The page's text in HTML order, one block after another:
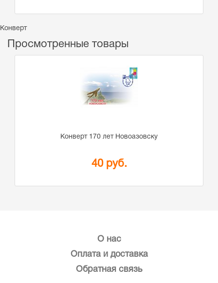
Конверт
Просмотренные товары
Конверт 170 лет Новоазовску
40 руб.
О нас
Оплата и доставка
Обратная связь